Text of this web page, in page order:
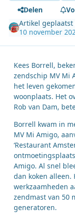
Delen
Artikel
10 november
Kees Borrell,
zendschip MV Mi
het leven
woonplaats. Het
Rob van Dam,
Borrell kwam in
MV Mi Amigo,
‘Restaurant
Amigo. Al snel
dan koken
werkzaamheden
zendmast van 50
generatoren.